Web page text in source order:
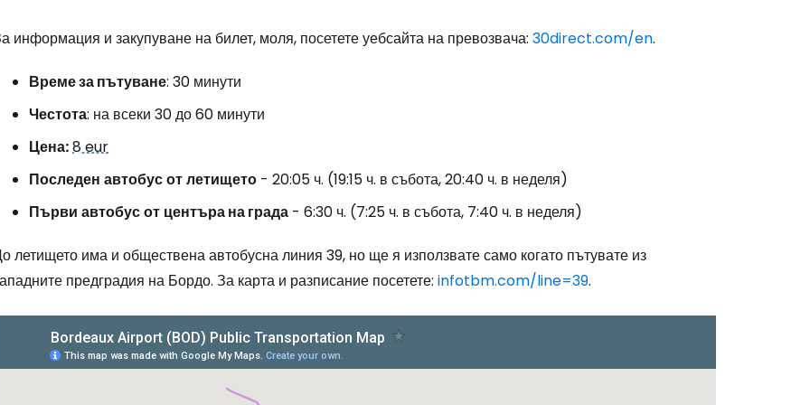
информация и закупуване на билет, моля, посетете уебсайта на превозвача: 30direct.com/en.
Време за пътуване: 30 минути
Честота: на всеки 30 до 60 минути
Цена:8 eur
Последен автобусотлетището - 20:05 ч. (19:15 ч. в събота, 20:40 ч. в неделя)
Първи автобусот центъра на града - 6:30 ч. (7:25 ч. в събота, 7:40 ч. в неделя)
летището има и обществена автобусна линия 39, но ще я използвате само когато пътувате из
предградия на Бордо. За карта и разписание посетете: infotbm.com/line=39.